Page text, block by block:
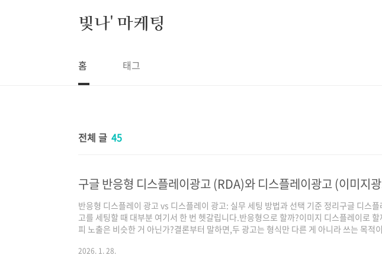
빛나' 마케팅
홈 태그
전체 글 45
반응형 디스플레이 광고 vs 디스플레이 광고: 실무 세팅 방법과 선택 기준 정리구글 디스
고를 세팅할 때 대부분 여기서 한 번 헷갈립니다.반응형으로 할까?이미지 디스플레이로
피 노출은 비슷한 거 아닌가?결론부터 말하면,두 광고는 형식만 다른 게 아니라 쓰는 목적
로 세팅하는지 실제 운영 기준 + 자주 하는 실수 위주로 정리합니다. 반응형 디스플레이 광고
2026. 1. 28.